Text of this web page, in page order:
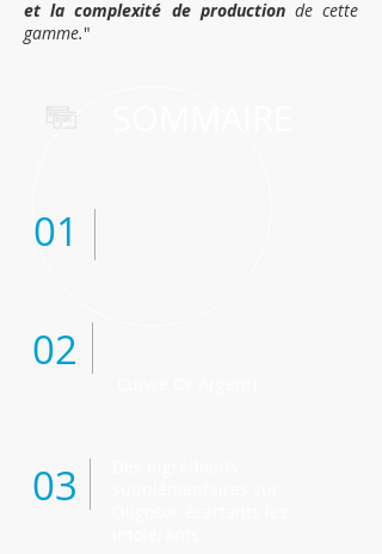
et la complexité de productionde cette
gamme."
01
02
03